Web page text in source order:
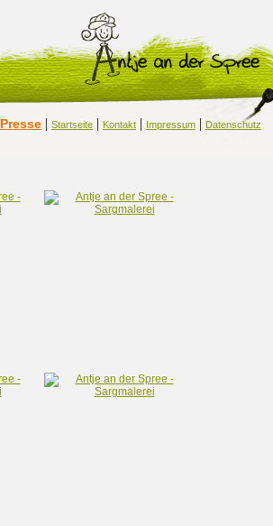
Presse | Startseite | Kontakt | Impressum | Datenschutz